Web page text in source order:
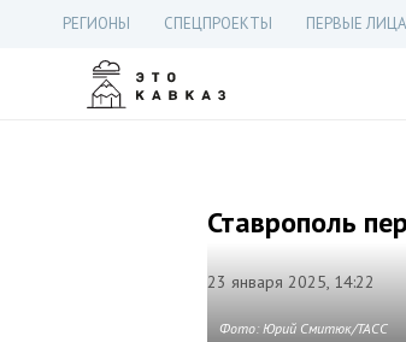
РЕГИОНЫ СПЕЦПРОЕКТЫ ПЕРВЫЕ ЛИЦА
Ставрополь
23 января 2025, 14:22
Фото: Юрий Смитюк/ТАСС